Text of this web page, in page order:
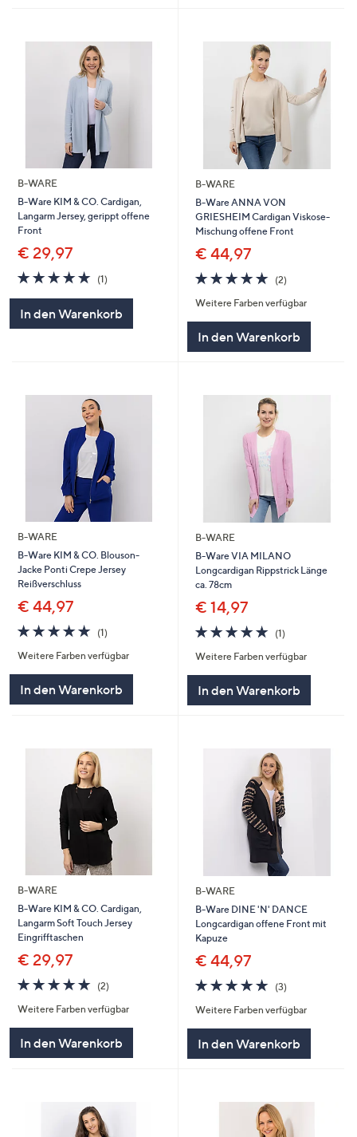
B-WARE
B-Ware KIM & CO. Cardigan,
Langarm Jersey, gerippt offene
Front
€ 29,97
5.0
von
(1)
In den Warenkorb
B-WARE
B-Ware ANNA VON
GRIESHEIM Cardigan Viskose-
Mischung offene Front
€ 44,97
5.0
von
5
(2)
Weitere Farben verfügbar
In den Warenkorb
B-WARE
B-Ware KIM & CO. Blouson-
Jacke Ponti Crepe Jersey
Reißverschluss
€ 44,97
5.0
von
5
(1)
Weitere Farben verfügbar
In den Warenkorb
B-WARE
B-Ware VIA MILANO
Longcardigan Rippstrick Länge
ca. 78cm
€ 14,97
5.0
von
5
(1)
Weitere Farben verfügbar
In den Warenkorb
B-WARE
B-Ware KIM & CO. Cardigan,
Langarm Soft Touch Jersey
Eingrifftaschen
€ 29,97
5.0
von
5
(2)
Weitere Farben verfügbar
In den Warenkorb
B-WARE
B-Ware DINE 'N' DANCE
Longcardigan offene Front mit
Kapuze
€ 44,97
5.0
von
5
(3)
Weitere Farben verfügbar
In den Warenkorb